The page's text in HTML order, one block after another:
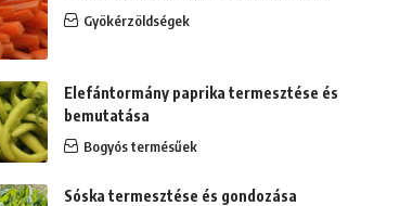
Gyökérzöldségek
Elefántormány paprika termesztése és
bemutatása
Bogyós termésűek
Sóska termesztése és gondozása